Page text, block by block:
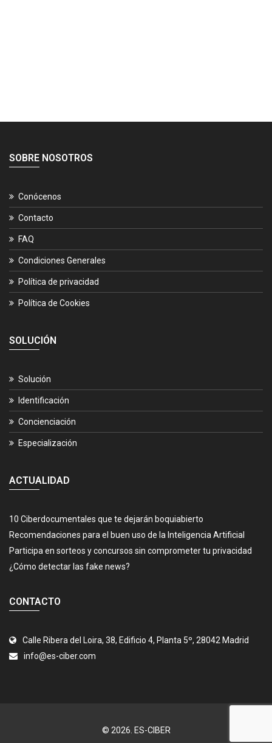
SOBRE NOSOTROS
Conócenos
Contacto
FAQ
Condiciones Generales
Política de privacidad
Política de Cookies
SOLUCIÓN
Solución
Identificación
Concienciación
Especialización
ACTUALIDAD
10 Ciberdocumentales que te dejarán boquiabierto
Recomendaciones para el buen uso de la Inteligencia Artificial
Participa en sorteos y concursos sin comprometer tu privacidad
¿Cómo detectar las fake news?
CONTACTO
Calle Ribera del Loira, 38, Edificio 4, Planta 5º, 28042 Madrid
info@es-ciber.com
© 2026. ES-CIBER